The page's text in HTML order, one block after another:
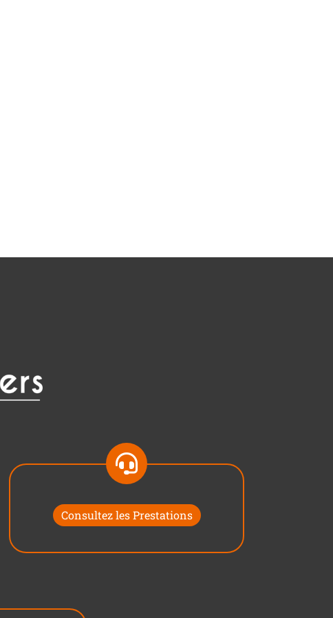
Consultez les Prestations